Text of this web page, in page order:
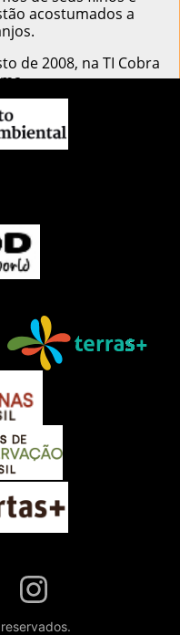
acostumados a
de 2008, na TI Cobra